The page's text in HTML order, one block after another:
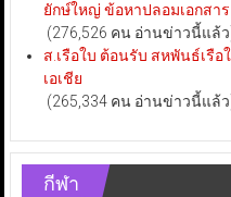
ยักษ์ใหญ่ ข้อหาปลอมเอกสาร
(276,526 คน อ่านข่าวนี้แล้
ส.เรือใบ ต้อนรับ สหพันธ์เรือ
เอเชีย
(265,334 คน อ่านข่าวนี้แล้
กีฬา